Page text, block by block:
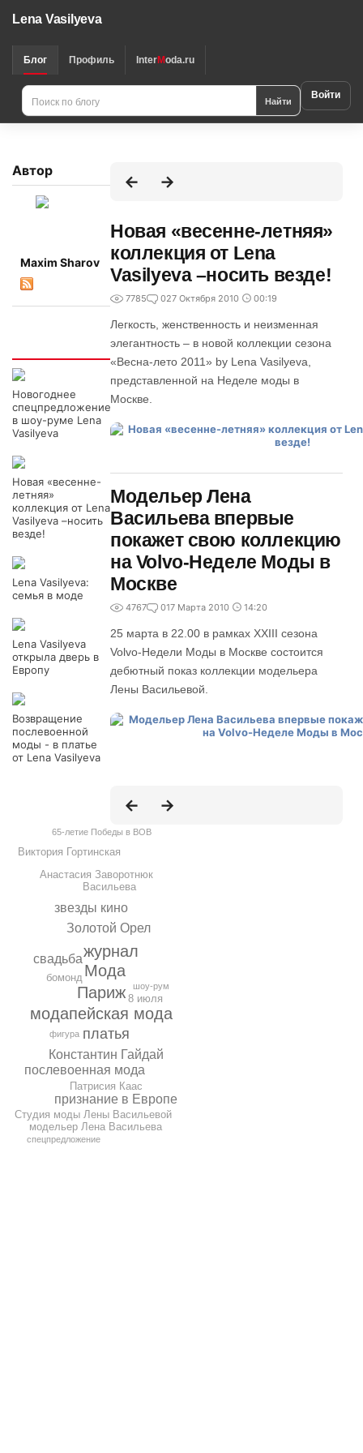
Lena Vasilyeva
Блог Профиль InterModa.ru
Найти Войти
Автор
Maxim Sharov
Новогоднее
спецпредложение
в шоу-руме Lena
Vasilyeva
Новая «весенне-
летняя»
коллекция от Lena
Vasilyeva –носить
везде!
Lena Vasilyeva:
семья в моде
Lena Vasilyeva
открыла дверь в
Европу
Возвращение
послевоенной
моды - в платье
от Lena Vasilyeva
Париж
модапейская мода
Мода
журнал
платья
Константин Гайдай
Золотой Орел
звезды кино
послевоенная мода
признание в Европе
свадьба
Патрисия Каас
Васильева
8 июля
Анастасия Заворотнюк
бомонд
Студия моды Лены Васильевой
модельер Лена Васильева
Виктория Гортинская
шоу-рум
65-летие Победы в ВОВ
фигура
спецпредложение
Новая «весенне-летняя»
коллекция от Lena
Vasilyeva –носить везде!
7785 027 Октября 2010 00:19
Легкость, женственность и неизменная
элегантность – в новой коллекции сезона
«Весна-лето 2011» by Lena Vasilyeva,
представленной на Неделе моды в
Москве.
Модельер Лена
Васильева впервые
покажет свою коллекцию
на Volvo-Неделе Моды в
Москве
4767 017 Марта 2010 14:20
25 марта в 22.00 в рамках XXIII сезона
Volvo-Недели Моды в Москве состоится
дебютный показ коллекции модельера
Лены Васильевой.